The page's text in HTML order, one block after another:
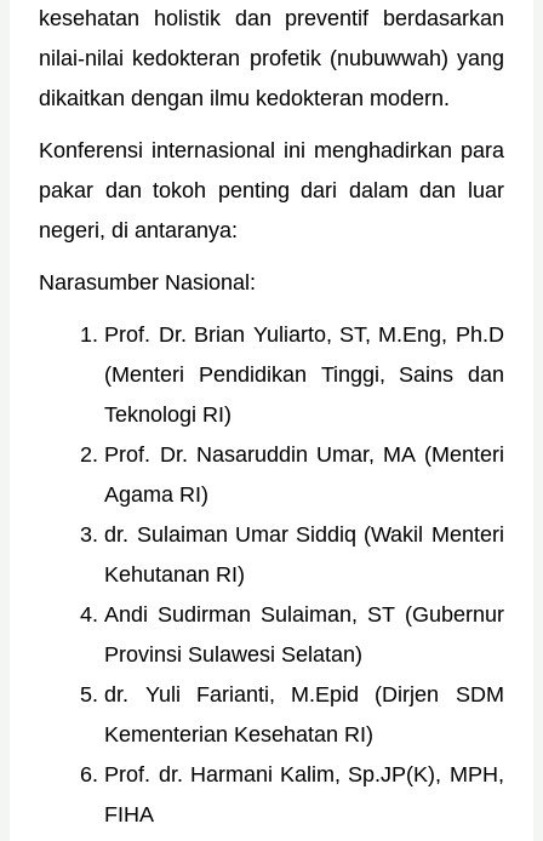
kesehatan holistik dan preventif berdasarkan
nilai-nilai kedokteran profetik (nubuwwah) yang
dikaitkan dengan ilmu kedokteran modern.
Konferensi internasional ini menghadirkan para
pakar dan tokoh penting dari dalam dan luar
negeri, di antaranya:
Narasumber Nasional:
Prof. Dr. Brian Yuliarto, ST, M.Eng, Ph.D
(Menteri Pendidikan Tinggi, Sains dan
Teknologi RI)
Prof. Dr. Nasaruddin Umar, MA (Menteri
Agama RI)
dr. Sulaiman Umar Siddiq (Wakil Menteri
Kehutanan RI)
Andi Sudirman Sulaiman, ST (Gubernur
Provinsi Sulawesi Selatan)
dr. Yuli Farianti, M.Epid (Dirjen SDM
Kementerian Kesehatan RI)
Prof. dr. Harmani Kalim, Sp.JP(K), MPH,
FIHA